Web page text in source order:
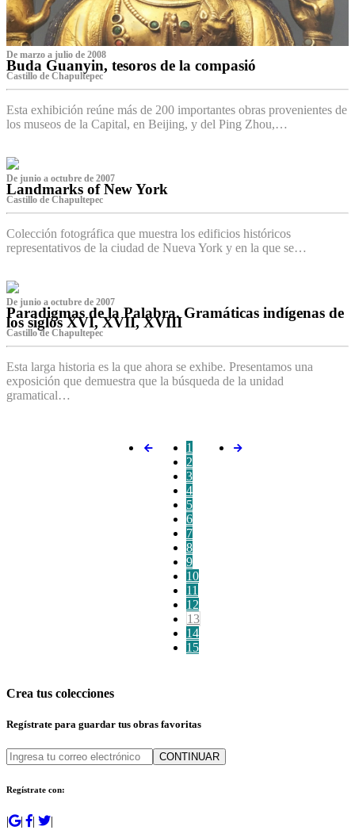
De marzo a julio de 2008
Buda Guanyin, tesoros de la compasió
Castillo de Chapultepec
Esta exhibición reúne más de 200 importantes obras provenientes de
los museos de la Capital, en Beijing, y del Ping Zhou,…
De junio a octubre de 2007
Landmarks of New York
Castillo de Chapultepec
Colección fotográfica que muestra los edificios históricos
representativos de la ciudad de Nueva York y en la que se…
De junio a octubre de 2007
Paradigmas de la Palabra. Gramáticas indígenas de
los siglos XVI, XVII, XVIII
Castillo de Chapultepec
Esta larga historia es la que ahora se exhibe. Presentamos una
exposición que demuestra que la búsqueda de la unidad
gramatical…
1
2
3
4
5
6
7
8
9
10
11
12
13
14
15
Crea tus colecciones
Regístrate para guardar tus obras favoritas
CONTINUAR
Regístrate con:
| | | |